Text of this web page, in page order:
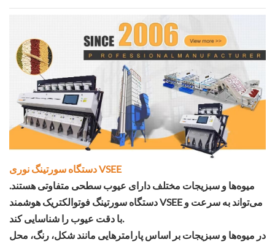
دستگاه سورتینگ نوری VSEE
میوه‌ها و سبزیجات مختلف دارای عیوب سطحی متفاوتی هستند.
دستگاه سورتینگ فوتوالکتریک هوشمند VSEE می‌تواند به سرعت و
با دقت عیوب را شناسایی کند.
در میوه‌ها و سبزیجات بر اساس پارامترهایی مانند شکل، رنگ، محل